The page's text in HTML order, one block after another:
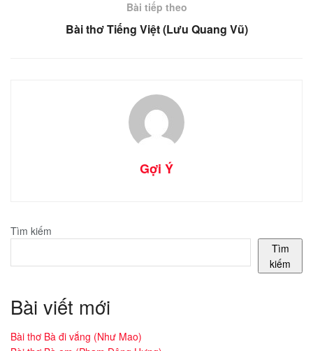
Bài tiếp theo
Bài thơ Tiếng Việt (Lưu Quang Vũ)
Gợi Ý
Tìm kiếm
Tìm
kiếm
Bài viết mới
Bài thơ Bà đi vắng (Như Mao)